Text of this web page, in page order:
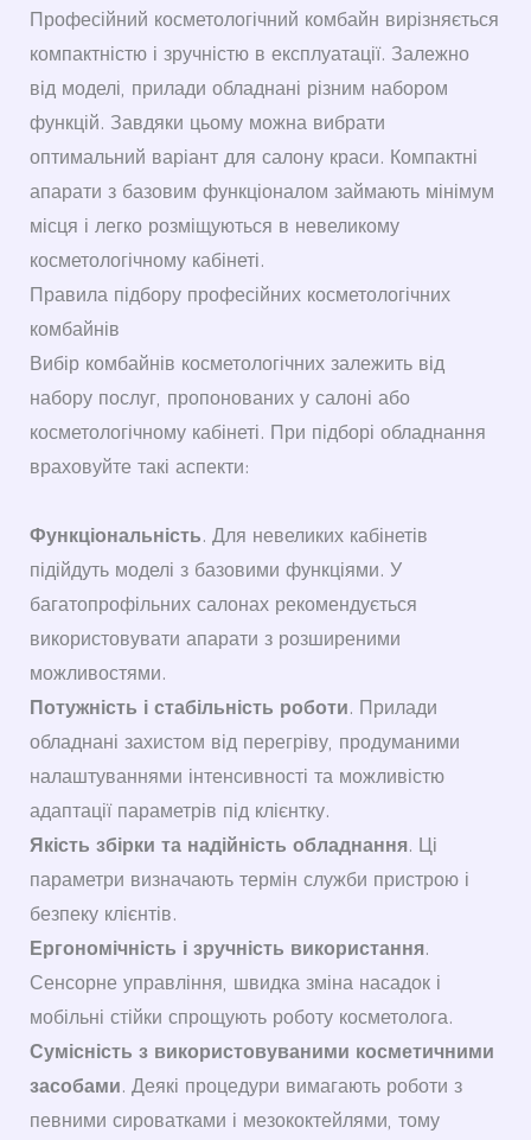
Професійний косметологічний комбайн вирізняється
компактністю і зручністю в експлуатації. Залежно
від моделі, прилади обладнані різним набором
функцій. Завдяки цьому можна вибрати
оптимальний варіант для салону краси. Компактні
апарати з базовим функціоналом займають мінімум
місця і легко розміщуються в невеликому
косметологічному кабінеті.
Правила підбору професійних косметологічних
комбайнів
Вибір комбайнів косметологічних залежить від
набору послуг, пропонованих у салоні або
косметологічному кабінеті. При підборі обладнання
враховуйте такі аспекти:
Функціональність. Для невеликих кабінетів
підійдуть моделі з базовими функціями. У
багатопрофільних салонах рекомендується
використовувати апарати з розширеними
можливостями.
Потужність і стабільність роботи. Прилади
обладнані захистом від перегріву, продуманими
налаштуваннями інтенсивності та можливістю
адаптації параметрів під клієнтку.
Якість збірки та надійність обладнання. Ці
параметри визначають термін служби пристрою і
безпеку клієнтів.
Ергономічність і зручність використання.
Сенсорне управління, швидка зміна насадок і
мобільні стійки спрощують роботу косметолога.
Сумісність з використовуваними косметичними
засобами. Деякі процедури вимагають роботи з
певними сироватками і мезококтейлями, тому